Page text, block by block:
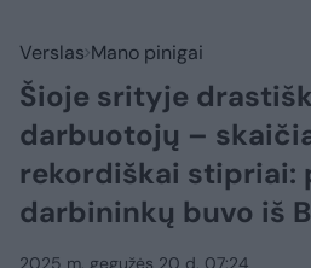
Verslas Mano pinigai
Šioje srityje
darbuotojų –
rekordiškai stipriai:
darbininkų buvo iš
2025 m. gegužės 20 d. 07:24